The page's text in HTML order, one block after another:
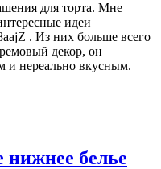
для торта. Мне
идеи
. Из них больше всего
декор, он
нереально вкусным.
белье